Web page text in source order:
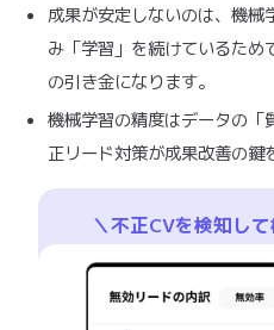
成果が安定しないのは、機
み「学習」を続けているため
の引き金になります。
機械学習の精度はデータの「
正リード対策が成果改善の鍵
＼不正CVを検知し